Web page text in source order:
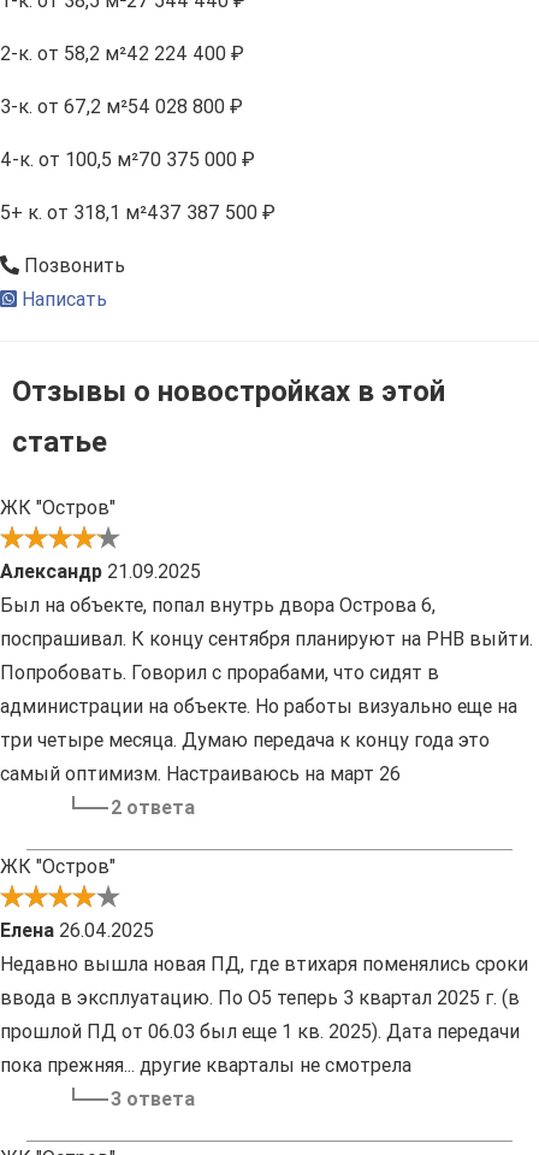
2-к. от 58,2 м²42 224 400 ₽
3-к. от 67,2 м²54 028 800 ₽
4-к. от 100,5 м²70 375 000 ₽
5+ к. от 318,1 м²437 387 500 ₽
Позвонить
Написать
Отзывы о новостройках в этой
статье
ЖК "Остров"
Александр 21.09.2025
Был на объекте, попал внутрь двора Острова 6,
поспрашивал. К концу сентября планируют на РНВ выйти.
Попробовать. Говорил с прорабами, что сидят в
администрации на объекте. Но работы визуально еще на
три четыре месяца. Думаю передача к концу года это
самый оптимизм. Настраиваюсь на март 26
2 ответа
ЖК "Остров"
Елена 26.04.2025
Недавно вышла новая ПД, где втихаря поменялись сроки
ввода в эксплуатацию. По О5 теперь 3 квартал 2025 г. (в
прошлой ПД от 06.03 был еще 1 кв. 2025). Дата передачи
пока прежняя... другие кварталы не смотрела
3 ответа